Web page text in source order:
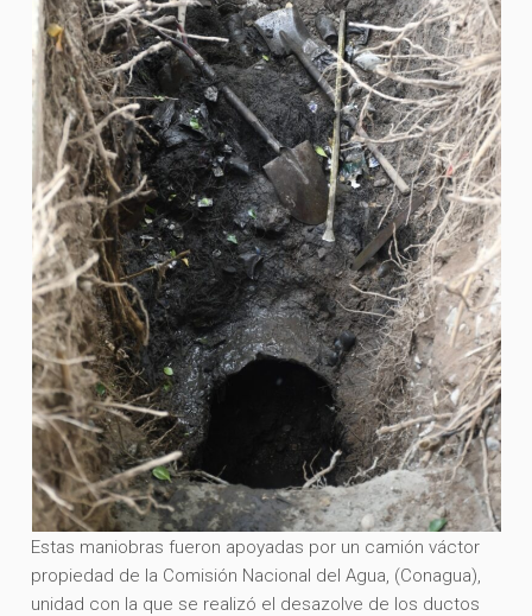
Estas maniobras fueron apoyadas por un camión váctor
propiedad de la Comisión Nacional del Agua, (Conagua),
unidad con la que se realizó el desazolve de los ductos